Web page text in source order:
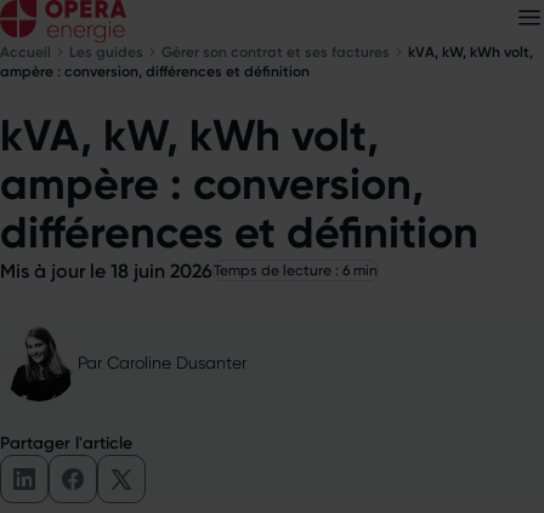
Accueil Les guides Gérer son contrat et ses factures
kVA, kW, kWh volt,
ampère : conversion, différences et définition
kVA, kW, kWh volt,
ampère : conversion,
différences et définition
Mis à jour le 18 juin 2026Temps de lecture : 6 min
Par Caroline Dusanter
Partager l'article
Partager l'article sur LinkedIn
Partager l'article sur Facebook
Partager l'article sur X
Découvrez nosnewsletters
Choisissez les newsletters qui vous intéressent